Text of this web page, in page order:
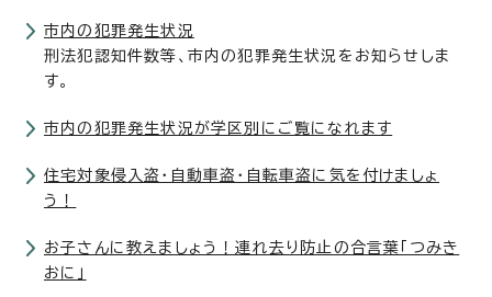
市内の犯罪発生状況
刑法犯認知件数等、市内の犯罪発生状況をお知らせしま
す。
市内の犯罪発生状況が学区別にご覧になれます
住宅対象侵入盗・自動車盗・自転車盗に気を付けましょ
う！
お子さんに教えましょう！連れ去り防止の合言葉「つみき
おに」